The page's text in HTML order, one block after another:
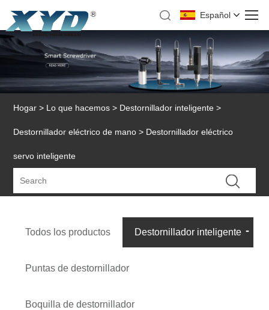
Español
Hogar > Lo que hacemos > Destornillador inteligente >
Destornillador eléctrico de mano > Destornillador eléctrico
servo inteligente
Todos los productos Destornillador inteligente
Puntas de destornillador
Boquilla de destornillador